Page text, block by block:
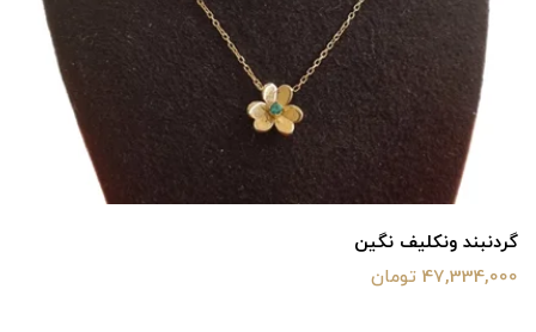
گردنبند ونکلیف نگین
47,334,000 تومان